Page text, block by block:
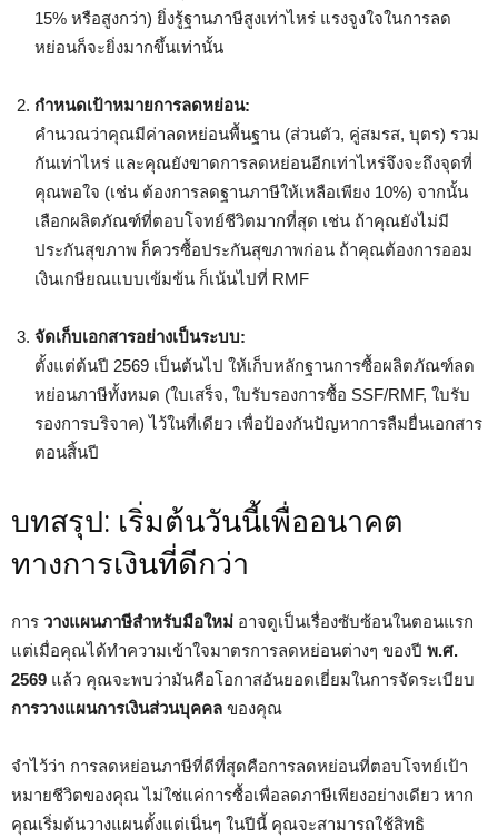
15% หรือสูงกว่า) ยิ่งรู้ฐานภาษีสูงเท่าไหร่ แรงจูงใจในการลด
หย่อนก็จะยิ่งมากขึ้นเท่านั้น
กำหนดเป้าหมายการลดหย่อน:
คำนวณว่าคุณมีค่าลดหย่อนพื้นฐาน (ส่วนตัว, คู่สมรส, บุตร) รวม
กันเท่าไหร่ และคุณยังขาดการลดหย่อนอีกเท่าไหร่จึงจะถึงจุดที่
คุณพอใจ (เช่น ต้องการลดฐานภาษีให้เหลือเพียง 10%) จากนั้น
เลือกผลิตภัณฑ์ที่ตอบโจทย์ชีวิตมากที่สุด เช่น ถ้าคุณยังไม่มี
ประกันสุขภาพ ก็ควรซื้อประกันสุขภาพก่อน ถ้าคุณต้องการออม
เงินเกษียณแบบเข้มข้น ก็เน้นไปที่ RMF
จัดเก็บเอกสารอย่างเป็นระบบ:
ตั้งแต่ต้นปี 2569 เป็นต้นไป ให้เก็บหลักฐานการซื้อผลิตภัณฑ์ลด
หย่อนภาษีทั้งหมด (ใบเสร็จ, ใบรับรองการซื้อ SSF/RMF, ใบรับ
รองการบริจาค) ไว้ในที่เดียว เพื่อป้องกันปัญหาการลืมยื่นเอกสาร
ตอนสิ้นปี
บทสรุป: เริ่มต้นวันนี้เพื่ออนาคต
ทางการเงินที่ดีกว่า
การ วางแผนภาษีสำหรับมือใหม่ อาจดูเป็นเรื่องซับซ้อนในตอนแรก
แต่เมื่อคุณได้ทำความเข้าใจมาตรการลดหย่อนต่างๆ ของปี พ.ศ.
2569 แล้ว คุณจะพบว่ามันคือโอกาสอันยอดเยี่ยมในการจัดระเบียบ
การวางแผนการเงินส่วนบุคคล ของคุณ
จำไว้ว่า การลดหย่อนภาษีที่ดีที่สุดคือการลดหย่อนที่ตอบโจทย์เป้า
หมายชีวิตของคุณ ไม่ใช่แค่การซื้อเพื่อลดภาษีเพียงอย่างเดียว หาก
คุณเริ่มต้นวางแผนตั้งแต่เนิ่นๆ ในปีนี้ คุณจะสามารถใช้สิทธิ